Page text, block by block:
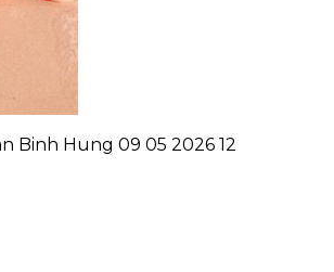
Binh Hung 09 05 2026 12